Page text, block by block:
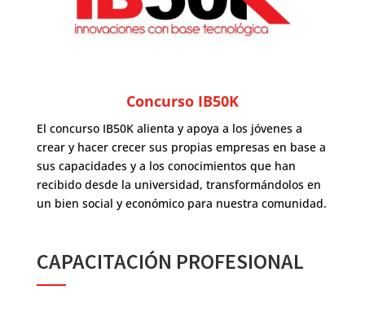
Concurso IB50K
El concurso IB50K alienta y apoya a los jóvenes a
crear y hacer crecer sus propias empresas en base a
sus capacidades y a los conocimientos que han
recibido desde la universidad, transformándolos en
un bien social y económico para nuestra comunidad.
CAPACITACIÓN PROFESIONAL